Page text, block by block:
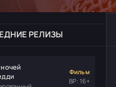
РЕЛИЗЫ
Фильм
ВР: 16+